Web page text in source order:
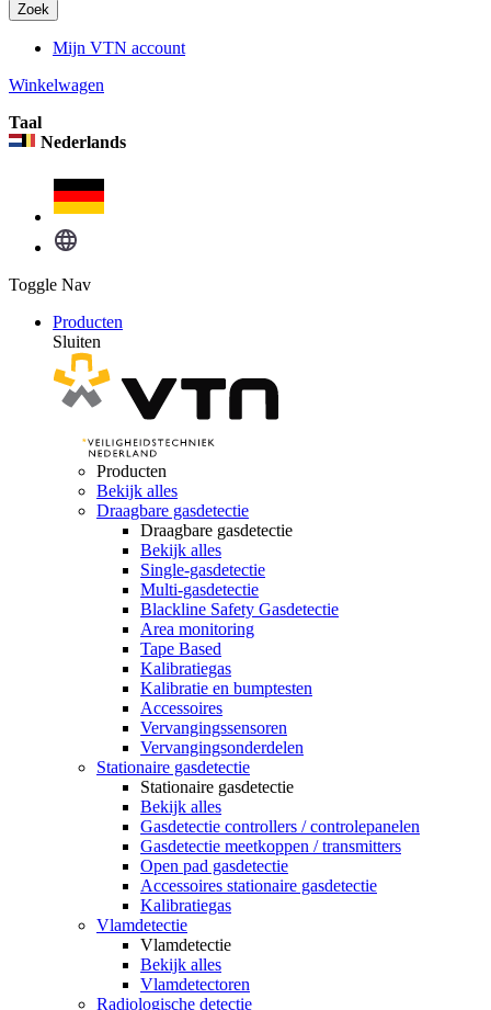
Zoek
Mijn VTN account
Winkelwagen
Taal
Nederlands
Toggle Nav
Producten
Sluiten
Producten
Bekijk alles
Draagbare gasdetectie
Draagbare gasdetectie
Bekijk alles
Single-gasdetectie
Multi-gasdetectie
Blackline Safety Gasdetectie
Area monitoring
Tape Based
Kalibratiegas
Kalibratie en bumptesten
Accessoires
Vervangingssensoren
Vervangingsonderdelen
Stationaire gasdetectie
Stationaire gasdetectie
Bekijk alles
Gasdetectie controllers / controlepanelen
Gasdetectie meetkoppen / transmitters
Open pad gasdetectie
Accessoires stationaire gasdetectie
Kalibratiegas
Vlamdetectie
Vlamdetectie
Bekijk alles
Vlamdetectoren
Radiologische detectie